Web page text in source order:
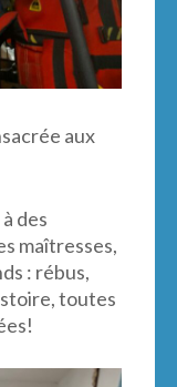
aux
des
maîtresses,
: rébus,
toutes